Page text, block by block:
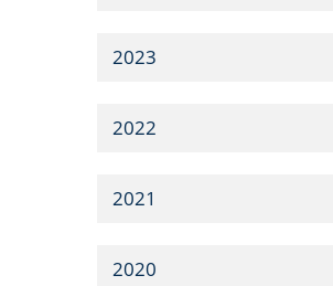
2023
2022
2021
2020